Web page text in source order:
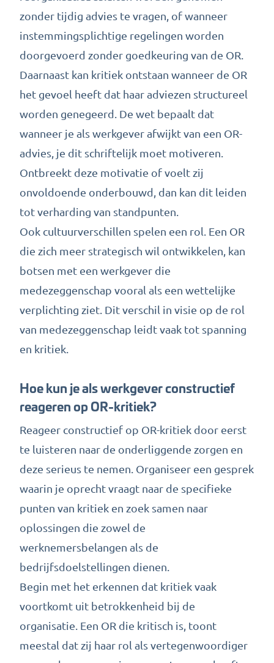
zonder tijdig advies te vragen, of wanneer
instemmingsplichtige regelingen worden
doorgevoerd zonder goedkeuring van de OR.
Daarnaast kan kritiek ontstaan wanneer de OR
het gevoel heeft dat haar adviezen structureel
worden genegeerd. De wet bepaalt dat
wanneer je als werkgever afwijkt van een OR-
advies, je dit schriftelijk moet motiveren.
Ontbreekt deze motivatie of voelt zij
onvoldoende onderbouwd, dan kan dit leiden
tot verharding van standpunten.
Ook cultuurverschillen spelen een rol. Een OR
die zich meer strategisch wil ontwikkelen, kan
botsen met een werkgever die
medezeggenschap vooral als een wettelijke
verplichting ziet. Dit verschil in visie op de rol
van medezeggenschap leidt vaak tot spanning
en kritiek.
Hoe kun je als werkgever constructief
reageren op OR-kritiek?
Reageer constructief op OR-kritiek door eerst
te luisteren naar de onderliggende zorgen en
deze serieus te nemen. Organiseer een gesprek
waarin je oprecht vraagt naar de specifieke
punten van kritiek en zoek samen naar
oplossingen die zowel de
werknemersbelangen als de
bedrijfsdoelstellingen dienen.
Begin met het erkennen dat kritiek vaak
voortkomt uit betrokkenheid bij de
organisatie. Een OR die kritisch is, toont
meestal dat zij haar rol als vertegenwoordiger